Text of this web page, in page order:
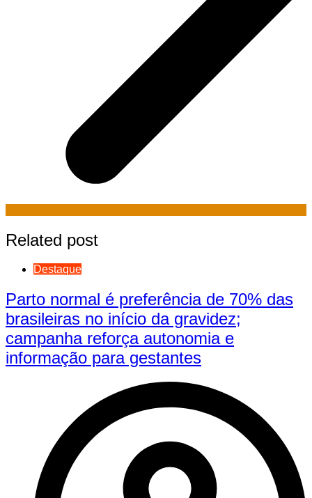
Related post
Destaque
Parto normal é preferência de 70% das
brasileiras no início da gravidez;
campanha reforça autonomia e
informação para gestantes